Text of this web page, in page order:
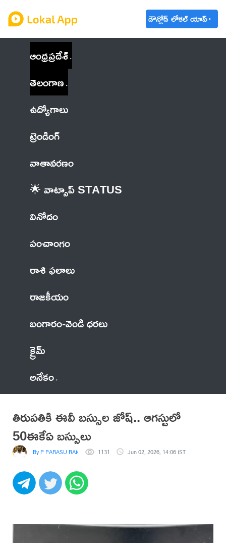
డౌన్లోడ్ లోకల్ యాప్
ఆంధ్రప్రదేశ్
తెలంగాణ
ఉద్యోగాలు
ట్రెండింగ్
వాతావరణం
🌟 వాట్సాప్ STATUS
వినోదం
పంచాంగం
రాశి ఫలాలు
రాజకీయం
బంగారం-వెండి ధరలు
క్రైమ్
అనేకం
తిరుపతికి ఈవీ బస్సుల జోష్.. ఆగస్టులో
50ఈకేఏ బస్సులు
By P PARASU RAM 1131 Jun 02, 2026, 14:06 IST